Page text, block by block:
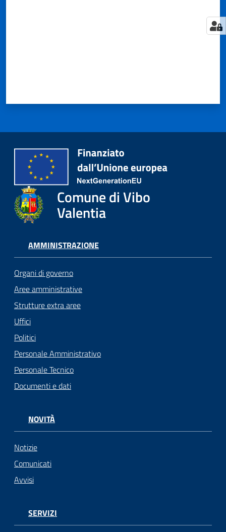
Comune di Vibo
Valentia
AMMINISTRAZIONE
Organi di governo
Aree amministrative
Strutture extra aree
Uffici
Politici
Personale Amministrativo
Personale Tecnico
Documenti e dati
NOVITÀ
Notizie
Comunicati
Avvisi
SERVIZI